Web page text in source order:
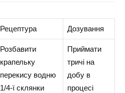
Рецептура Дозування
Розбавити
крапельку
перекису водню
1/4-ї склянки
Приймати
тричі на
добу в
процесі